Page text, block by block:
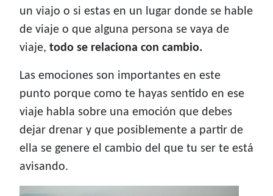
un viajo o si estas en un lugar donde se hable
de viaje o que alguna persona se vaya de
viaje, todo se relaciona con cambio.
Las emociones son importantes en este
punto porque como te hayas sentido en ese
viaje habla sobre una emoción que debes
dejar drenar y que posiblemente a partir de
ella se genere el cambio del que tu ser te está
avisando.